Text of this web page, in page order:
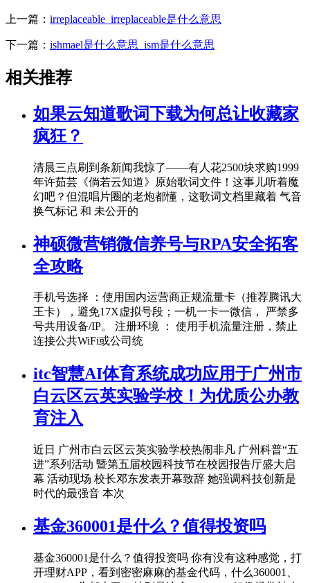
上一篇： irreplaceable_irreplaceable是什么意思
下一篇： ishmael是什么意思_ism是什么意思
相关推荐
如果云知道歌词下载为何总让收藏家
疯狂？
清晨三点刷到条新闻我惊了——有人花2500块求购1999
年许茹芸《倘若云知道》原始歌词文件！这事儿听着魔
幻吧？但混唱片圈的老炮都懂，这歌词文档里藏着 气音
换气标记 和 未公开的
神硕微营销微信养号与RPA安全拓客
全攻略
手机号选择 ：使用国内运营商正规流量卡（推荐腾讯大
王卡），避免17X虚拟号段；一机一卡一微信， 严禁多
号共用设备/IP。 注册环境 ： 使用手机流量注册，禁止
连接公共WiFi或公司统
itc智慧AI体育系统成功应用于广州市
白云区云英实验学校！为优质公办教
育注入
近日 广州市白云区云英实验学校热闹非凡 广州科普“五
进”系列活动 暨第五届校园科技节在校园报告厅盛大启
幕 活动现场 校长邓东发表开幕致辞 她强调科技创新是
时代的最强音 本次
基金360001是什么？值得投资吗
基金360001是什么？值得投资吗 你有没有这种感觉，打
开理财APP，看到密密麻麻的基金代码，什么360001、